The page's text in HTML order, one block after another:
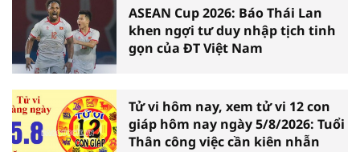
ASEAN Cup 2026: Báo Thái Lan
khen ngợi tư duy nhập tịch tinh
gọn của ĐT Việt Nam
Tử vi hôm nay, xem tử vi 12 con
giáp hôm nay ngày 5/8/2026: Tuổi
Thân công việc cần kiên nhẫn